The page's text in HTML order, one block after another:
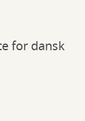
for dansk